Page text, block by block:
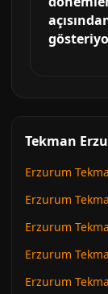
Tekman
Erzurum
Erzurum
Erzurum
Erzurum
Erzurum